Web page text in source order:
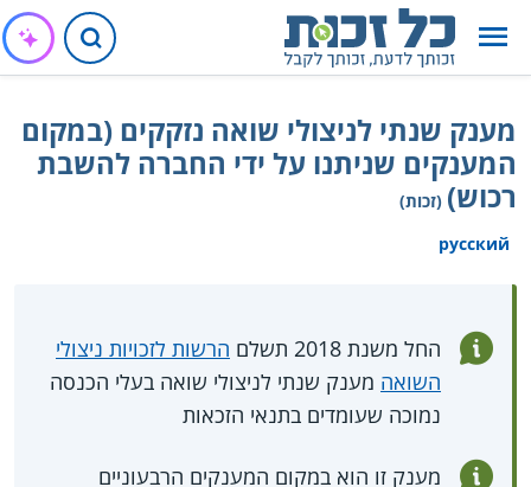
מענק שנתי לניצולי שואה נזקקים (במקום
המענקים שניתנו על ידי החברה להשבת
רכוש) (זכות)
русский
החל משנת 2018 תשלם
הרשות לזכויות ניצולי
השואה מענק שנתי לניצולי שואה בעלי הכנסה
נמוכה שעומדים בתנאי הזכאות
מענק זו הוא במקום המענקים הרבעוניים